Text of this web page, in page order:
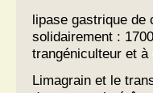
lipase gastrique de
solidairement :
trangéniculteur et
Limagrain et le